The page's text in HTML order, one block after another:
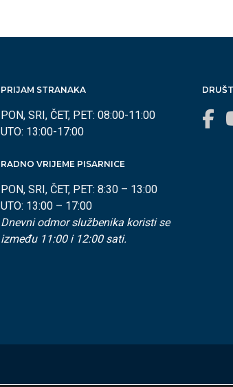
PRIJAM STRANAKA
PON, SRI, ČET, PET: 08:00-11:00
UTO: 13:00-17:00
RADNO VRIJEME PISARNICE
PON, SRI, ČET, PET: 8:30 – 13:00
UTO: 13:00 – 17:00
Dnevni odmor službenika koristi se
između 11:00 i 12:00 sati.